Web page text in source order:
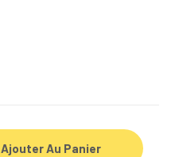
Ajouter Au Panier